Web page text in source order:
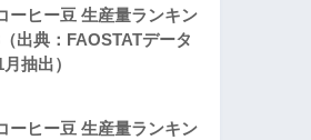
ーヒー豆 生産量ランキン
出典：FAOSTATデータ
抽出）
ーヒー豆 生産量ランキン